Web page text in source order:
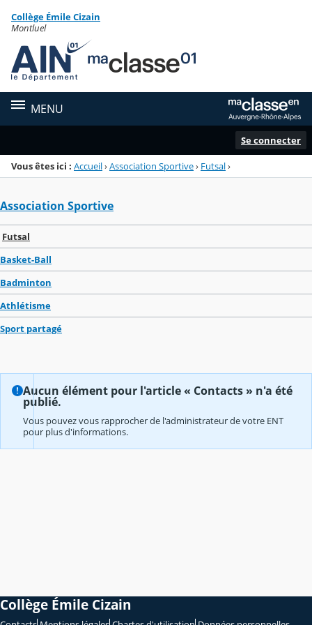
Menu de la rubrique
Contenu
Collège Émile Cizain
Montluel
MENU
Se connecter
Vous êtes ici : Accueil›Association Sportive› Futsal›
Association Sportive
Futsal
Basket-Ball
Badminton
Athlétisme
Sport partagé
Aucun élément pour l'article « Contacts » n'a été
publié.
Vous pouvez vous rapprocher de l'administrateur de votre ENT
pour plus d'informations.
Collège Émile Cizain